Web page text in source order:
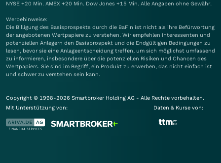
NYSE +20 Min. AMEX +20 Min. Dow Jones +15 Min. Alle Angaben ohne Gewähr.
Werbehinweise:
Die Billigung des Basisprospekts durch die BaFin ist nicht als ihre Befürwortung
der angebotenen Wertpapiere zu verstehen. Wir empfehlen Interessenten und
potenziellen Anlegern den Basisprospekt und die Endgültigen Bedingungen zu
lesen, bevor sie eine Anlageentscheidung treffen, um sich möglichst umfassend
zu informieren, insbesondere über die potenziellen Risiken und Chancen des
Wertpapiers. Sie sind im Begriff, ein Produkt zu erwerben, das nicht einfach ist
und schwer zu verstehen sein kann.
Copyright © 1998-2026 Smartbroker Holding AG - Alle Rechte vorbehalten.
Mit Unterstützung von:
Daten & Kurse von: